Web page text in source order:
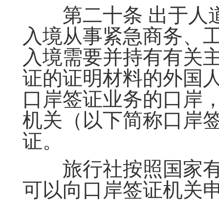
第二十条 出于人
入境从事紧急商务、
入境需要并持有有关
证的证明材料的外国
口岸签证业务的口岸
机关（以下简称口岸
证。
旅行社按照国家有
可以向口岸签证机关